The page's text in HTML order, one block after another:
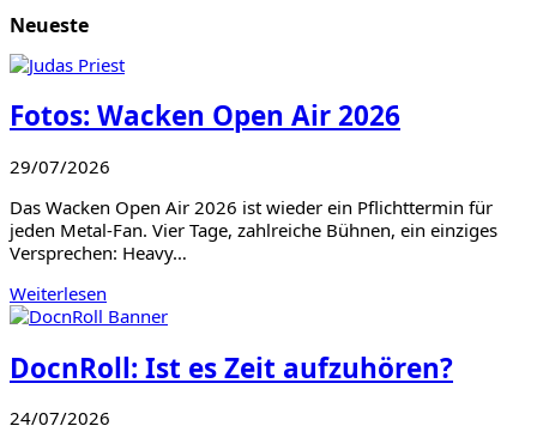
Neueste
Fotos: Wacken Open Air 2026
29/07/2026
Das Wacken Open Air 2026 ist wieder ein Pflichttermin für
jeden Metal-Fan. Vier Tage, zahlreiche Bühnen, ein einziges
Versprechen: Heavy…
Weiterlesen
DocnRoll: Ist es Zeit aufzuhören?
24/07/2026